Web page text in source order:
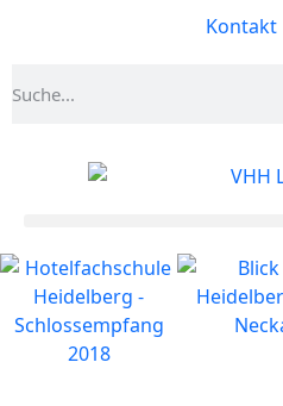
Kontakt